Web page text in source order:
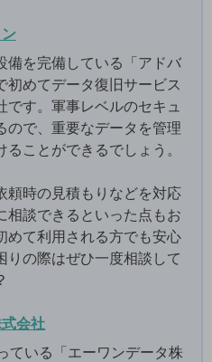
備を完備している「アドバ
初めてデータ復旧サービス
す。軍事レベルのセキュ
ので、重要なデータを管理
ことができるでしょう。
頼時の見積もりなどを対応
相談できるといった点もお
めて利用される方でも安心
りの際はぜひ一度相談して
式会社
ている「エーワンデータ株